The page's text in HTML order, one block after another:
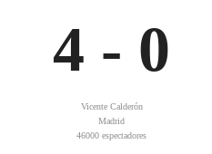
4 - 0
Vicente Calderón
Madrid
46000 espectadores